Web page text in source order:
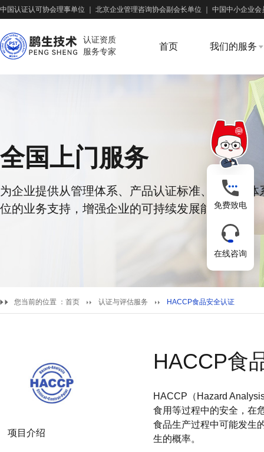
中国认证认可协会理事单位 北京企业管理咨询协会副会长单位 中国中小企业会
认证资质
服务专家
首页 我们的服务
全国上门服务
为企业提供从管理体系、产品认证标准、供应链
位的业务支持，增强企业的可持续发展能力
您当前的位置 ： 首页 认证与评估服务 HACCP食品安全认证
项目介绍
HACCP食
HACCP（Hazard
食用等过程中的安全，在
食品生产过程中可能发生
生的概率。
免费致电
在线咨询